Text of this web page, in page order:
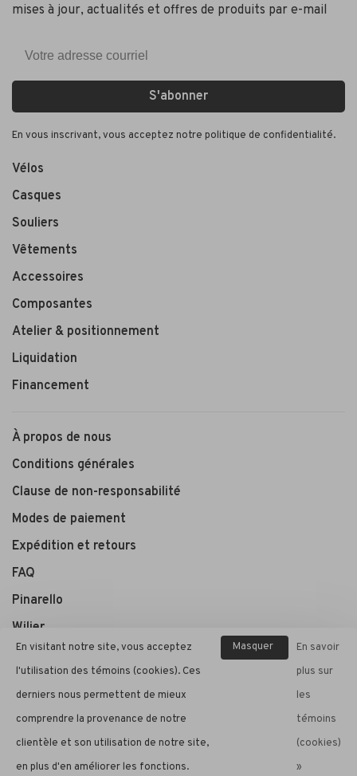
mises à jour, actualités et offres de produits par e-mail
S'abonner
En vous inscrivant, vous acceptez notre politique de confidentialité.
Vélos
Casques
Souliers
Vêtements
Accessoires
Composantes
Atelier & positionnement
Liquidation
Financement
À propos de nous
Conditions générales
Clause de non-responsabilité
Modes de paiement
Expédition et retours
FAQ
Pinarello
Wilier
André Cycle et Sport
© Copyright 2026 André Cycle et Sport
En visitant notre site, vous acceptez
l'utilisation des témoins (cookies). Ces
derniers nous permettent de mieux
comprendre la provenance de notre
clientèle et son utilisation de notre site,
en plus d'en améliorer les fonctions.
Masquer
En savoir
plus sur
les
témoins
(cookies)
»